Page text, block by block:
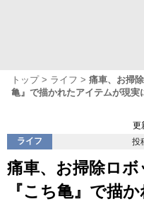
トップ ライフ
痛車、お掃
亀』で描かれたアイテムが現実
更
ライフ
投
痛車、お掃除ロ
『こち亀』で描